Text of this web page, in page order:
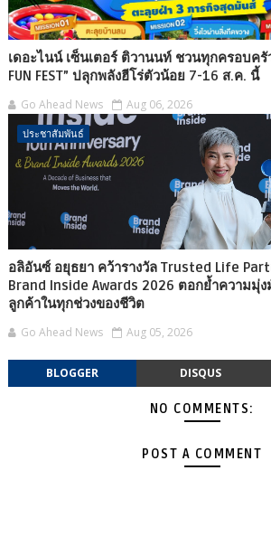
เดอะไนน์ เซ็นเตอร์ ติวานนท์ ชวนทุกครอบครัว
FUN FEST” ปลุกพลังฮีโร่ตัวน้อย 7-16 ส.ค. นี้
Go Ahead News Aug 06, 2026
ประชาสัมพันธ์
อลิอันซ์ อยุธยา คว้ารางวัล Trusted Life
Brand Inside Awards 2026 ตอกย้ำความมุ่ง
ลูกค้าในทุกช่วงของชีวิต
Go Ahead News Aug 05, 2026
BLOGGER DISQUS
NO COMMENTS:
POST A COMMENT